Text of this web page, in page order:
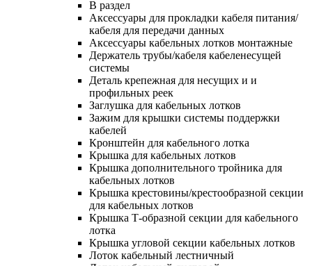
В раздел
Аксессуары для прокладки кабеля питания/
кабеля для передачи данных
Аксессуары кабельных лотков монтажные
Держатель трубы/кабеля кабеленесущей
системы
Деталь крепежная для несущих и и
профильных реек
Заглушка для кабельных лотков
Зажим для крышки системы поддержки
кабелей
Кронштейн для кабельного лотка
Крышка для кабельных лотков
Крышка дополнительного тройника для
кабельных лотков
Крышка крестовины/крестообразной секции
для кабельных лотков
Крышка Т-образной секции для кабельного
лотка
Крышка угловой секции кабельных лотков
Лоток кабельный лестничный